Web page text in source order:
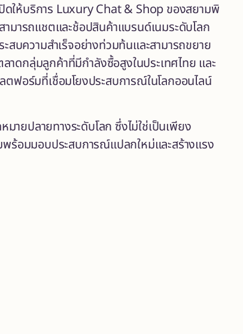
ดให้บริการ Luxury Chat & Shop ของสยามพิ
มารถแชตและช้อปสินค้าแบรนด์เนมระดับโลก
บความสำเร็จอย่างท่วมท้นและสามารถขยาย
ดกลุ่มลูกค้าที่มีกำลังซื้อสูงในประเทศไทย และ
อร์มที่เชื่อมโยงประสบการณ์ในโลกออนไลน์
ยปลายทางระดับโลก ซึ่งไม่ใช่เป็นเพียง
ร้อมมอบประสบการณ์แปลกใหม่และสร้างแรง